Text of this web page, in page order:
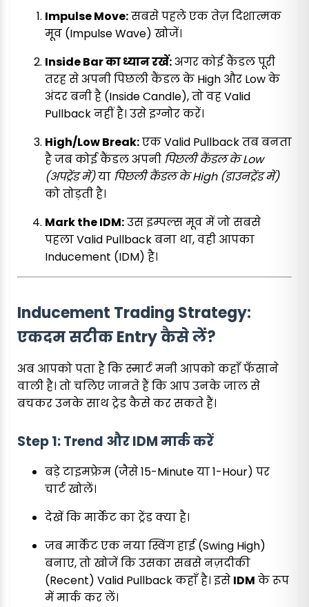
Impulse Move:सबसे पहले एक तेज़ दिशात्मक
मूव (Impulse Wave) खोजें।
Inside Bar का ध्यान रखें:अगर कोई कैंडल पूरी
तरह से अपनी पिछली कैंडल के High और Low के
अंदर बनी है (Inside Candle), तो वह Valid
Pullback नहीं है। उसे इग्नोर करें।
High/Low Break:एक Valid Pullback तब बनता
है जब कोई कैंडल अपनी पिछली कैंडल के Low
(अपट्रेंड में)या पिछली कैंडल के High (डाउनट्रेंड में)
को तोड़ती है।
Mark the IDM:उस इम्पल्स मूव में जो सबसे
पहला Valid Pullback बना था, वही आपका
Inducement (IDM) है।
Inducement Trading Strategy:
एकदम सटीक Entry कैसे लें?
अब आपको पता है कि स्मार्ट मनी आपको कहाँ फँसाने
वाली है। तो चलिए जानते हैं कि आप उनके जाल से
बचकर उनके साथ ट्रेड कैसे कर सकते हैं।
Step 1: Trend और IDM मार्क करें
बड़े टाइमफ्रेम (जैसे 15-Minute या 1-Hour) पर
चार्ट खोलें।
देखें कि मार्केट का ट्रेंड क्या है।
जब मार्केट एक नया स्विंग हाई (Swing High)
बनाए, तो खोजें कि उसका सबसे नज़दीकी
(Recent) Valid Pullback कहाँ है। इसे IDM के रूप
में मार्क कर लें।